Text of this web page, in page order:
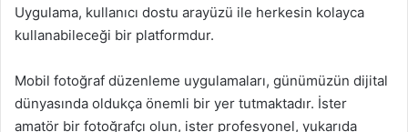
Uygulama, kullanıcı dostu arayüzü ile herkesin kolayca
kullanabileceği bir platformdur.
Mobil fotoğraf düzenleme uygulamaları, günümüzün dijital
dünyasında oldukça önemli bir yer tutmaktadır. İster
amatör bir fotoğrafçı olun, ister profesyonel, yukarıda